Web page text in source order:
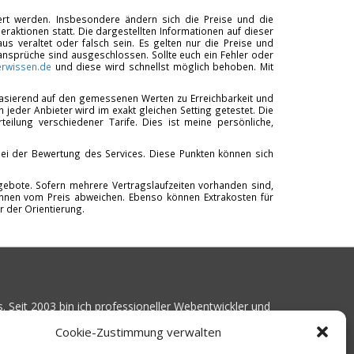
Cookie-Zustimmung verwalten
werden. Insbesondere ändern sich die Preise und die
statt. Die dargestellten Informationen auf dieser
veraltet oder falsch sein. Es gelten nur die Preise und
sind ausgeschlossen. Sollte euch ein Fehler oder
und diese wird schnellst möglich behoben. Mit
auf den gemessenen Werten zu Erreichbarkeit und
Anbieter wird im exakt gleichen Setting getestet. Die
verschiedener Tarife. Dies ist meine persönliche,
der Bewertung des Services. Diese Punkten können sich
Sofern mehrere Vertragslaufzeiten vorhanden sind,
vom Preis abweichen. Ebenso können Extrakosten für
der Orientierung.
Seit 2003 bin ich professioneller Webentwickler und
realisiert. Dabei musste ich
gutes Webhosting zu finden: Bei vielen Anbietern